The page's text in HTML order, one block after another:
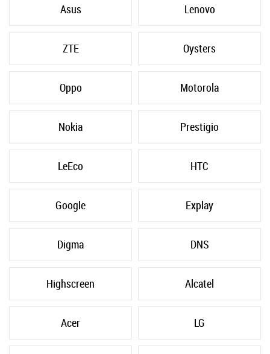
Asus Lenovo
ZTE Oysters
Oppo Motorola
Nokia Prestigio
LeEco HTC
Google Explay
Digma DNS
Highscreen Alcatel
Acer LG